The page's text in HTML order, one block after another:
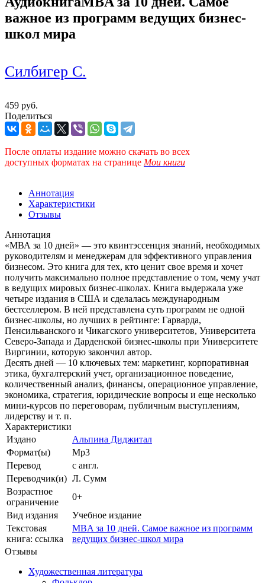
важное из программ ведущих бизнес-
школ мира
Силбигер С.
459 руб.
Поделиться
После оплаты издание можно скачать во всех
доступных форматах на странице Мои книги
Аннотация
Характеристики
Отзывы
Аннотация
«МВА за 10 дней» — это квинтэссенция знаний, необходимых
руководителям и менеджерам для эффективного управления
бизнесом. Это книга для тех, кто ценит свое время и хочет
получить максимально полное представление о том, чему учат
в ведущих мировых бизнес-школах. Книга выдержала уже
четыре издания в США и сделалась международным
бестселлером. В ней представлена суть программ не одной
бизнес-школы, но лучших в рейтинге: Гарварда,
Пенсильванского и Чикагского университетов, Университета
Северо-Запада и Дарденской бизнес-школы при Университете
Виргинии, которую закончил автор.
Десять дней — 10 ключевых тем: маркетинг, корпоративная
этика, бухгалтерский учет, организационное поведение,
количественный анализ, финансы, операционное управление,
экономика, стратегия, юридические вопросы и еще несколько
мини-курсов по переговорам, публичным выступлениям,
лидерству и т. п.
Характеристики
Издано
Альпина Диджитал
Формат(ы)
Mp3
Перевод
с англ.
Переводчик(и) Л. Сумм
Возрастное
ограничение
0+
Вид издания
Учебное издание
Текстовая
книга: ссылка
MBA за 10 дней. Самое важное из программ
ведущих бизнес-школ мира
Отзывы
Художественная литература